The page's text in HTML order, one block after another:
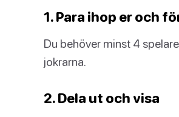
1. Para ihop er och
Du behöver minst 4
jokrarna.
2. Dela ut och visa